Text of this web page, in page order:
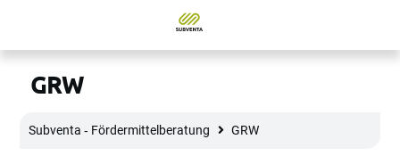
GRW
Subventa ‐ Fördermittelberatung GRW